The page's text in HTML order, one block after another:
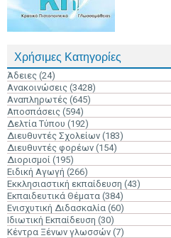
Χρήσιμες Κατηγορίες
Άδειες (24)
Ανακοινώσεις (3428)
Αναπληρωτές (645)
Αποσπάσεις (594)
Δελτία Τύπου (192)
Διευθυντές Σχολείων (183)
Διευθυντές φορέων (154)
Διορισμοί (195)
Ειδική Αγωγή (266)
Εκκλησιαστική εκπαίδευση (43)
Εκπαιδευτικά Θέματα (384)
Ενισχυτική Διδασκαλία (60)
Ιδιωτική Εκπαίδευση (30)
Κέντρα Ξένων γλωσσών (7)